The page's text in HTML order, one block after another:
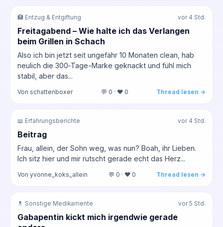
🏥 Entzug & Entgiftung vor 4 Std.
Freitagabend – Wie halte ich das Verlangen
beim Grillen in Schach
Also ich bin jetzt seit ungefähr 10 Monaten clean, hab
neulich die 300‑Tage-Marke geknackt und fühl mich
stabil, aber das...
Von schattenboxer 💬 0 · ❤️ 0 Thread lesen →
📖 Erfahrungsberichte vor 4 Std.
Beitrag
Frau, allein, der Sohn weg, was nun? Boah, ihr Lieben.
Ich sitz hier und mir rutscht gerade echt das Herz...
Von yvonne_koks_allein 💬 0 · ❤️ 0 Thread lesen →
💊 Sonstige Medikamente vor 5 Std.
Gabapentin kickt mich irgendwie gerade